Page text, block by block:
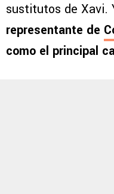
sustitutos de Xavi.
representante de
como el principal